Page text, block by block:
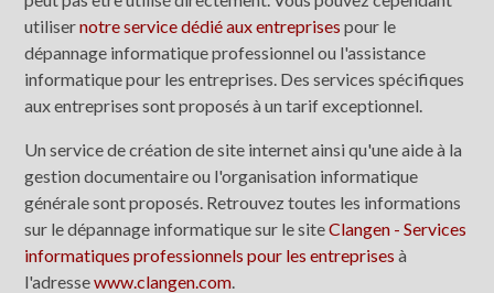
utilisernotre service dédié aux entreprises pour le
dépannage informatique professionnel ou l'assistance
informatique pour les entreprises. Des services spécifiques
aux entreprises sont proposés à un tarif exceptionnel.
Un service de création de site internet ainsi qu'une aide à la
gestion documentaire ou l'organisation informatique
générale sont proposés. Retrouvez toutes les informations
sur le dépannage informatique sur le siteClangen - Services
informatiques professionnels pour les entreprises à
l'adressewww.clangen.com.